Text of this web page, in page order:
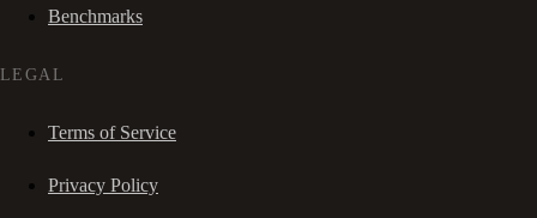
Benchmarks
LEGAL
Terms of Service
Privacy Policy